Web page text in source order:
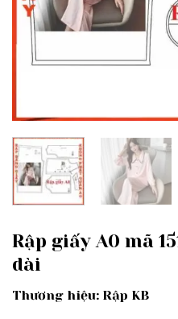
Rập giấy A0 mã
dài
Thương hiệu: Rập KB